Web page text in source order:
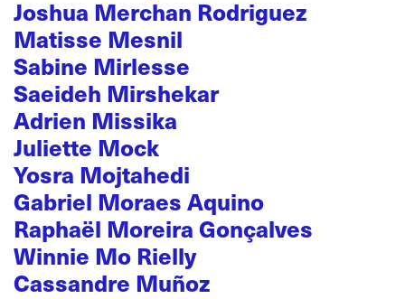
Joshua Merchan Rodriguez
Matisse Mesnil
Sabine Mirlesse
Saeideh Mirshekar
Adrien Missika
Juliette Mock
Yosra Mojtahedi
Gabriel Moraes Aquino
Raphaël Moreira Gonçalves
Winnie Mo Rielly
Cassandre Muñoz